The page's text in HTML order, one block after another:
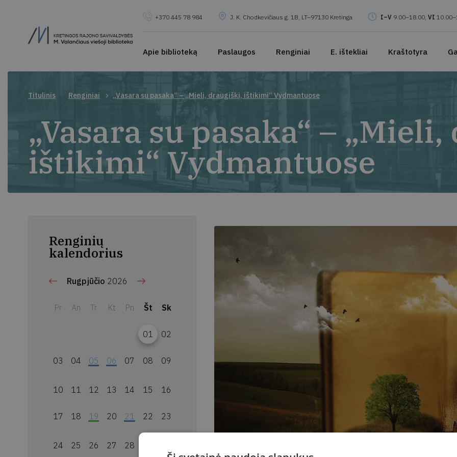
+370 445 78 984 J. K. Chodkevičiaus g. 1B, LT–97130 Kretinga I–V 9.00–18.00, VI
Apie biblioteką Paslaugos Renginiai E. ištekliai Kraštotyra
Titulinis Renginiai „Vasara su pasaka“ – „Mieli, draugiški, ištikimi“ Vydmantuose
„Vasara su pasaka“ –
ištikimi“ Vydmantuose
Renginių
kalendorius
Rugpjūčio 2026
Pr An Tr Kt Pn Št Sk
01 02
03 04 05 06 07 08 09
10 11 12 13 14 15 16
17 18 19 20 21 22 23
24 25 26 27 28